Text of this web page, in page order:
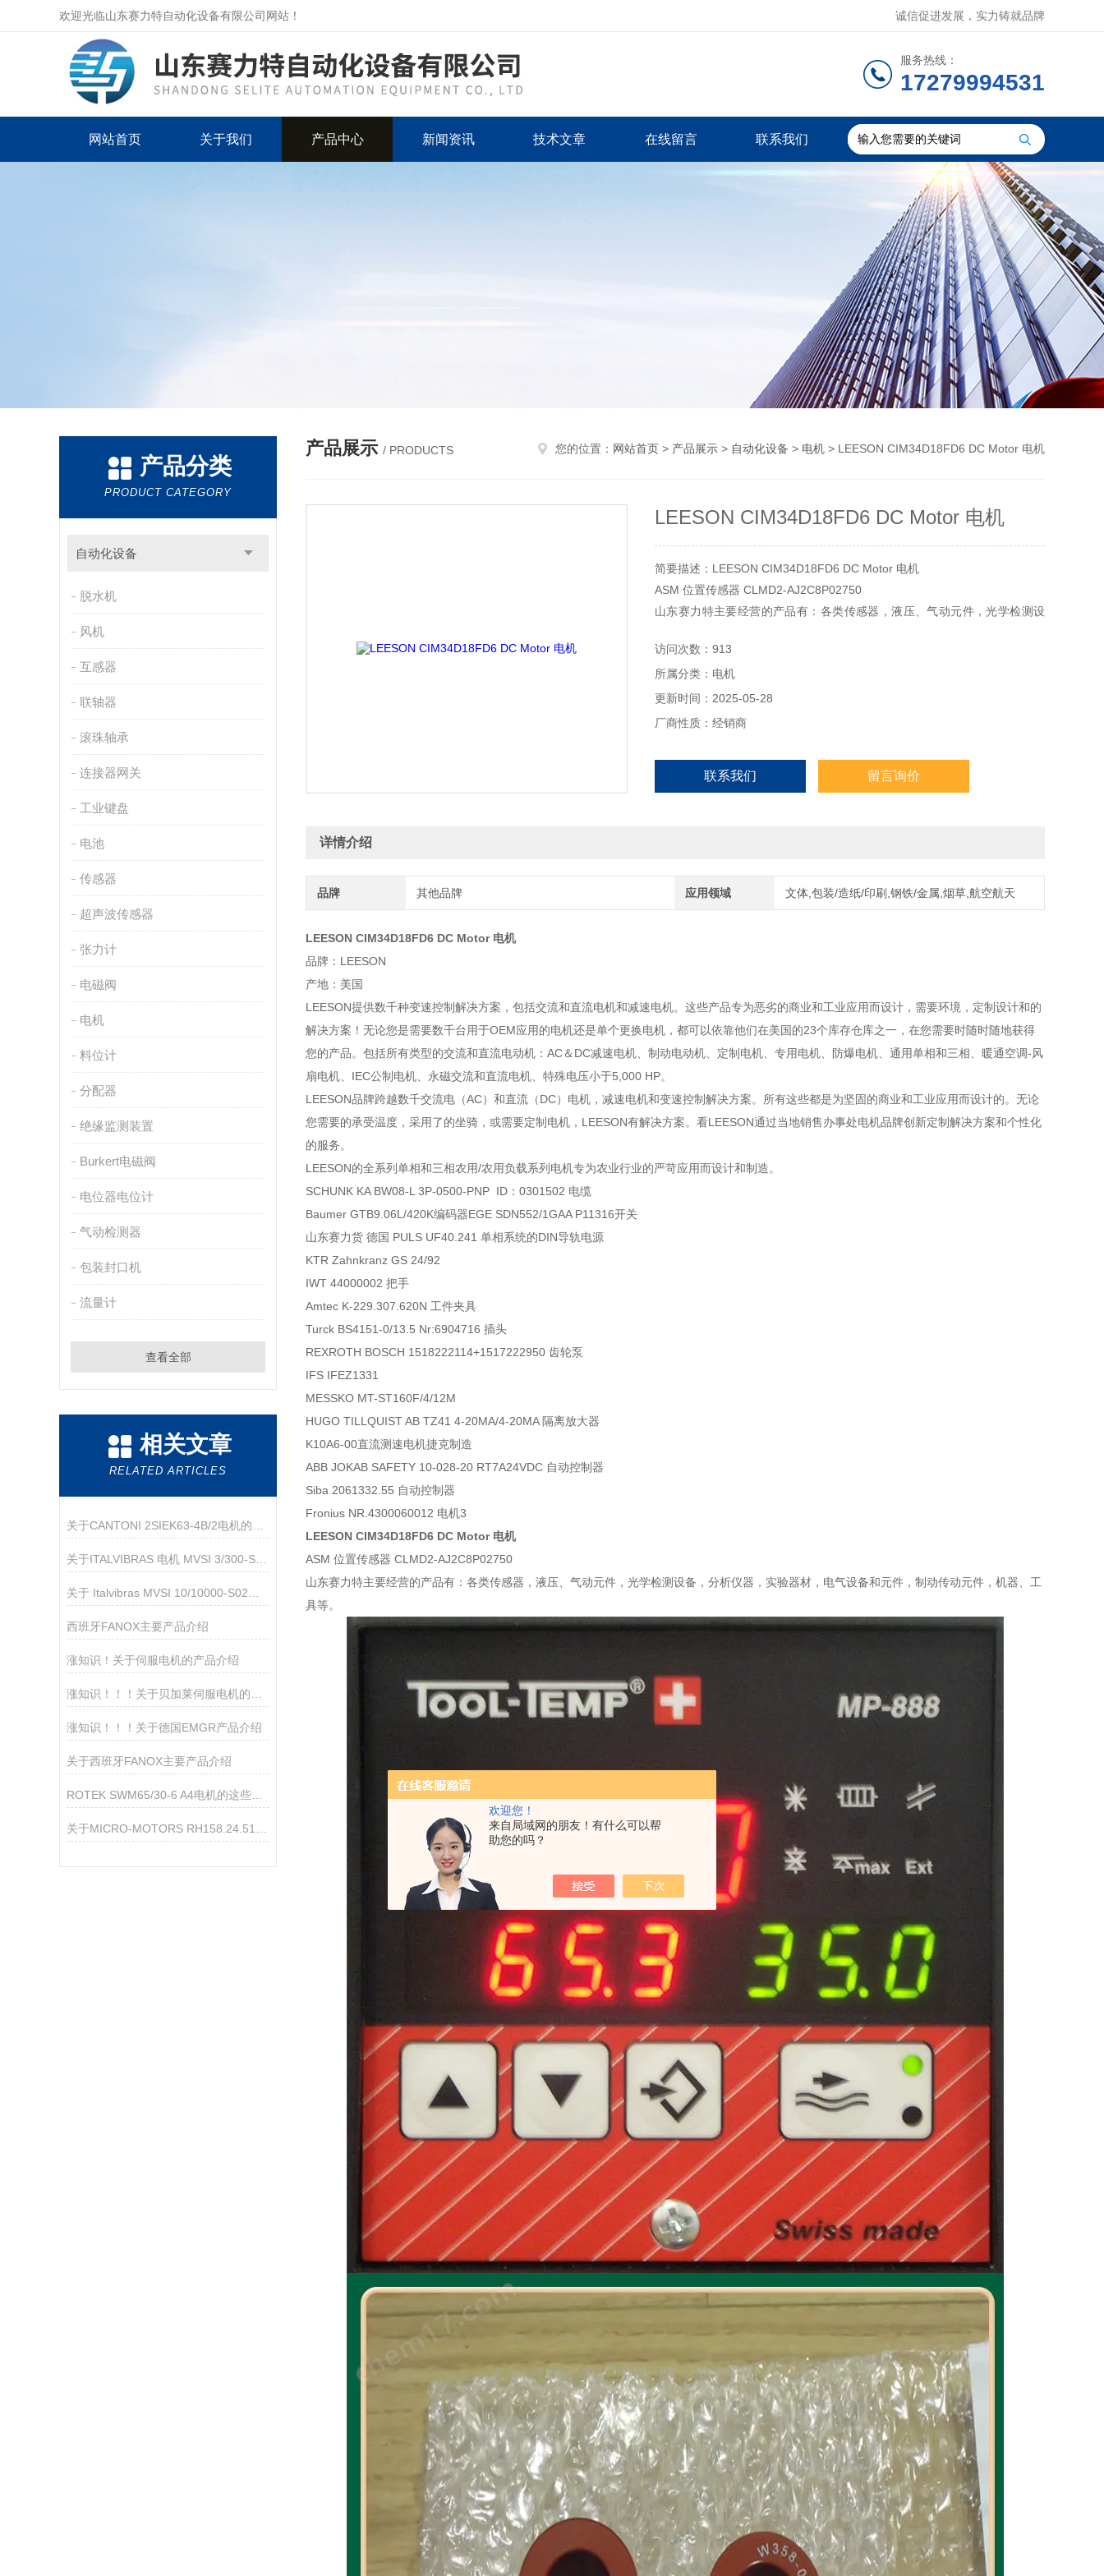
欢迎您！
来自局域网的朋友！有什么可以帮
助您的吗？
欢迎光临山东赛力特自动化设备有限公司网站！ 诚信促进发展，实力铸就品牌
服务热线：
17279994531
网站首页 关于我们 产品中心 新闻资讯 技术文章 在线留言 联系我们
产品分类
PRODUCT CATEGORY
自动化设备
脱水机
风机
互感器
联轴器
滚珠轴承
连接器网关
工业键盘
电池
传感器
超声波传感器
张力计
电磁阀
电机
料位计
分配器
绝缘监测装置
Burkert电磁阀
电位器电位计
气动检测器
包装封口机
流量计
查看全部
相关文章
RELATED ARTICLES
关于ITALVIBRAS 电机 MVSI 3/300-S02的产品介绍
西班牙FANOX主要产品介绍
涨知识！关于伺服电机的产品介绍
涨知识！！！关于德国EMGR产品介绍
关于西班牙FANOX主要产品介绍
ROTEK SWM65/30-6 A4电机的这些类型您都了解了吗？
产品展示 / PRODUCTS 您的位置： 网站首页 > 产品展示 > 自动化设备 > 电机 > LEESON CIM34D18FD6 DC Motor 电机
LEESON CIM34D18FD6 DC Motor 电机
简要描述：LEESON CIM34D18FD6 DC Motor 电机
ASM 位置传感器 CLMD2-AJ2C8P02750
山东赛力特主要经营的产品有：各类传感器，液压、气动元件，光学检测设
等。
访问次数：913
所属分类：电机
更新时间：2025-05-28
厂商性质：经销商
联系我们 留言询价
详情介绍
品牌 其他品牌 应用领域 文体,包装/造纸/印刷,钢铁/金属,烟草,航空航天
LEESON CIM34D18FD6 DC Motor 电机
品牌：LEESON
产地：美国
LEESON提供数千种变速控制解决方案，包括交流和直流电机和减速电机。这些产品专为恶劣的商业和工业应用而设计，需要环境，定制设计和的
解决方案！无论您是需要数千台用于OEM应用的电机还是单个更换电机，都可以依靠他们在美国的23个库存仓库之一，在您需要时随时随地获得
您的产品。包括所有类型的交流和直流电动机：AC＆DC减速电机、制动电动机、定制电机、专用电机、防爆电机、通用单相和三相、暖通空调-风
扇电机、IEC公制电机、永磁交流和直流电机、特殊电压小于5,000 HP。
LEESON品牌跨越数千交流电（AC）和直流（DC）电机，减速电机和变速控制解决方案。所有这些都是为坚固的商业和工业应用而设计的。无论
您需要的承受温度，采用了的坐骑，或需要定制电机，LEESON有解决方案。看LEESON通过当地销售办事处电机品牌创新定制解决方案和个性化
的服务。
LEESON的全系列单相和三相农用/农用负载系列电机专为农业行业的严苛应用而设计和制造。
SCHUNK KA BW08-L 3P-0500-PNP ID：0301502 电缆
Baumer GTB9.06L/420K编码器EGE SDN552/1GAA P11316开关
山东赛力货 德国 PULS UF40.241 单相系统的DIN导轨电源
KTR Zahnkranz GS 24/92
IWT 44000002 把手
Amtec K-229.307.620N 工件夹具
Turck BS4151-0/13.5 Nr:6904716 插头
REXROTH BOSCH 1518222114+1517222950 齿轮泵
IFS IFEZ1331
MESSKO MT-ST160F/4/12M
HUGO TILLQUIST AB TZ41 4-20MA/4-20MA 隔离放大器
K10A6-00直流测速电机捷克制造
ABB JOKAB SAFETY 10-028-20 RT7A24VDC 自动控制器
Siba 2061332.55 自动控制器
Fronius NR.4300060012 电机3
LEESON CIM34D18FD6 DC Motor 电机
ASM 位置传感器 CLMD2-AJ2C8P02750
山东赛力特主要经营的产品有：各类传感器，液压、气动元件，光学检测设备，分析仪器，实验器材，电气设备和元件，制动传动元件，机器、工
具等。